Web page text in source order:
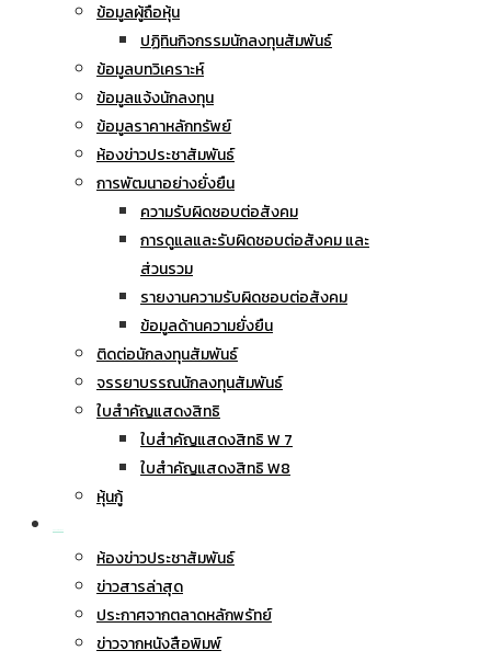
ข้อมูลผู้ถือหุ้น
ปฏิทินกิจกรรมนักลงทุนสัมพันธ์
ข้อมูลบทวิเคราะห์
ข้อมูลแจ้งนักลงทุน
ข้อมูลราคาหลักทรัพย์
ห้องข่าวประชาสัมพันธ์
การพัฒนาอย่างยั่งยืน
ความรับผิดชอบต่อสังคม
การดูแลและรับผิดชอบต่อสังคม และ
ส่วนรวม
รายงานความรับผิดชอบต่อสังคม
ข้อมูลด้านความยั่งยืน
ติดต่อนักลงทุนสัมพันธ์
จรรยาบรรณนักลงทุนสัมพันธ์
ใบสำคัญแสดงสิทธิ
ใบสำคัญแสดงสิทธิ W 7
ใบสำคัญแสดงสิทธิ W8
หุ้นกู้
ห้องข่าวประชาสัมพันธ์
ข่าวสารล่าสุด
ประกาศจากตลาดหลักพรัทย์
ข่าวจากหนังสือพิมพ์